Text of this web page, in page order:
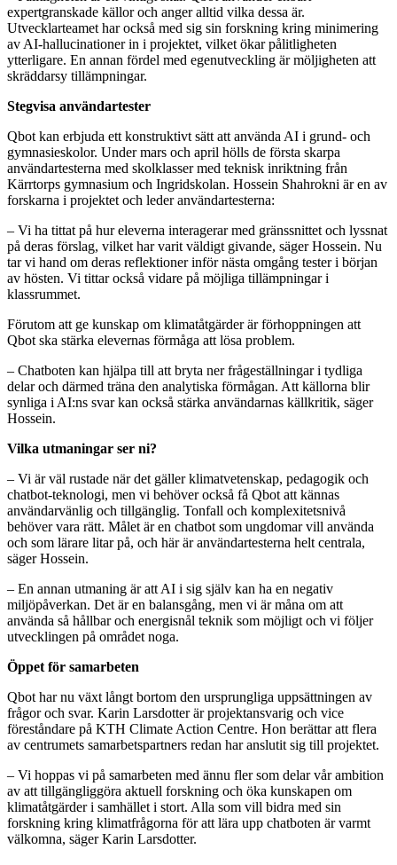
expertgranskade källor och anger alltid vilka dessa är.
Utvecklarteamet har också med sig sin forskning kring minimering
av AI-hallucinationer in i projektet, vilket ökar pålitligheten
ytterligare. En annan fördel med egenutveckling är möljigheten att
skräddarsy tillämpningar.
Stegvisa användartester
Qbot kan erbjuda ett konstruktivt sätt att använda AI i grund- och
gymnasieskolor. Under mars och april hölls de första skarpa
användartesterna med skolklasser med teknisk inriktning från
Kärrtorps gymnasium och Ingridskolan. Hossein Shahrokni är en av
forskarna i projektet och leder användartesterna:
– Vi ha tittat på hur eleverna interagerar med gränssnittet och lyssnat
på deras förslag, vilket har varit väldigt givande, säger Hossein. Nu
tar vi hand om deras reflektioner inför nästa omgång tester i början
av hösten. Vi tittar också vidare på möjliga tillämpningar i
klassrummet.
Förutom att ge kunskap om klimatåtgärder är förhoppningen att
Qbot ska stärka elevernas förmåga att lösa problem.
– Chatboten kan hjälpa till att bryta ner frågeställningar i tydliga
delar och därmed träna den analytiska förmågan. Att källorna blir
synliga i AI:ns svar kan också stärka användarnas källkritik, säger
Hossein.
Vilka utmaningar ser ni?
– Vi är väl rustade när det gäller klimatvetenskap, pedagogik och
chatbot-teknologi, men vi behöver också få Qbot att kännas
användarvänlig och tillgänglig. Tonfall och komplexitetsnivå
behöver vara rätt. Målet är en chatbot som ungdomar vill använda
och som lärare litar på, och här är användartesterna helt centrala,
säger Hossein.
– En annan utmaning är att AI i sig själv kan ha en negativ
miljöpåverkan. Det är en balansgång, men vi är måna om att
använda så hållbar och energisnål teknik som möjligt och vi följer
utvecklingen på området noga.
Öppet för samarbeten
Qbot har nu växt långt bortom den ursprungliga uppsättningen av
frågor och svar. Karin Larsdotter är projektansvarig och vice
föreståndare på KTH Climate Action Centre. Hon berättar att flera
av centrumets samarbetspartners redan har anslutit sig till projektet.
– Vi hoppas vi på samarbeten med ännu fler som delar vår ambition
av att tillgängliggöra aktuell forskning och öka kunskapen om
klimatåtgärder i samhället i stort. Alla som vill bidra med sin
forskning kring klimatfrågorna för att lära upp chatboten är varmt
välkomna, säger Karin Larsdotter.